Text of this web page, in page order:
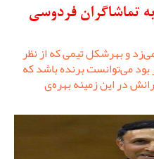
تماشاگران فردوسی
و بهرشکل تیمی که از نظر
بود می‌توانست برنده باشد که
در این زمینه بهره‌ی